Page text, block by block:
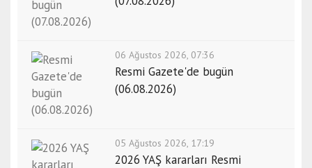
06 Ağustos 2026, 07:36
Resmi Gazete'de bugün
(06.08.2026)
05 Ağustos 2026, 17:19
2026 YAŞ kararları Resmi